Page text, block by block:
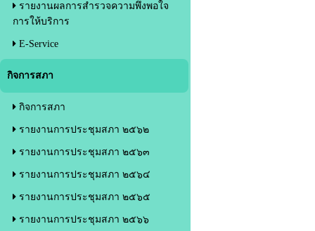
รายงานผลการสำรวจความพึงพอใจ
การให้บริการ
E-Service
กิจการสภา
กิจการสภา
รายงานการประชุมสภา ๒๕๖๒
รายงานการประชุมสภา ๒๕๖๓
รายงานการประชุมสภา ๒๕๖๔
รายงานการประชุมสภา ๒๕๖๕
รายงานการประชุมสภา ๒๕๖๖